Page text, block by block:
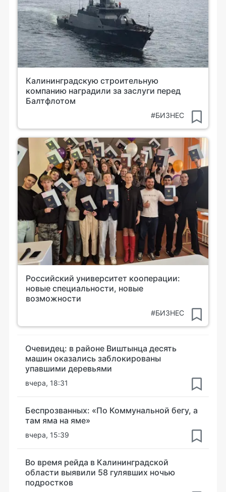
Калининградскую строительную
компанию наградили за заслуги перед
Балтфлотом
#БИЗНЕС
Российский университет кооперации:
новые специальности, новые
возможности
#БИЗНЕС
Очевидец: в районе Виштынца десять
машин оказались заблокированы
упавшими деревьями
вчера, 18:31
Беспрозванных: «По Коммунальной бегу, а
там яма на яме»
вчера, 15:39
Во время рейда в Калининградской
области выявили 58 гулявших ночью
подростков